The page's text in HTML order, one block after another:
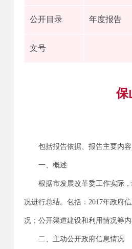
公开目录 年度报告
文号
保
包括报告依据、报告主要内
一、概述
根据市发展改革委工作实际
况进行总结。包括：2017年政府
况；公开渠道建设和利用情况等内
二、主动公开政府信息情况